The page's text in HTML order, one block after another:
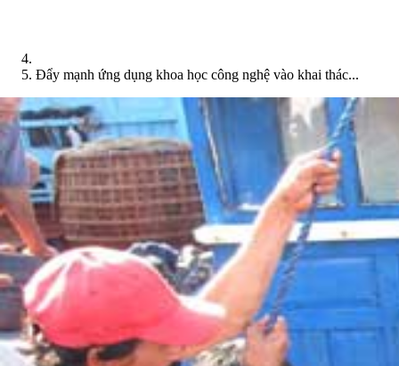
Đẩy mạnh ứng dụng khoa học công nghệ vào khai thác...